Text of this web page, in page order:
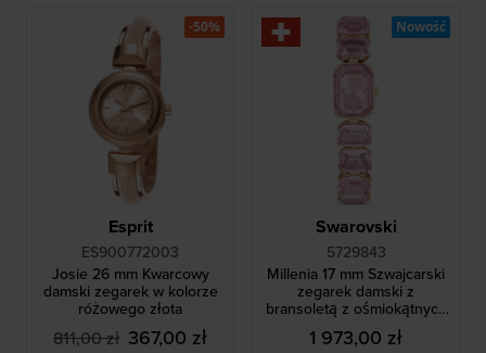
Esprit
ES900772003
Josie 26 mm Kwarcowy
damski zegarek w kolorze
różowego złota
811,00 zł 367,00 zł
-50%
Swarovski
5729843
Millenia 17 mm Szwajcarski
zegarek damski z
bransoletą z ośmiokątnych
kryształków
1 973,00 zł
Nowość